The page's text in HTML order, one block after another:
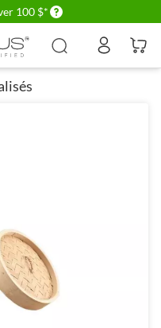
100 $* Delivery conditions